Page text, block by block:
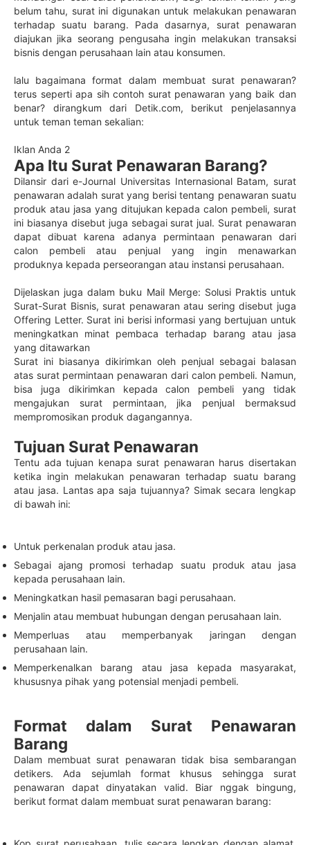
belum tahu, surat ini digunakan untuk melakukan penawaran
terhadap suatu barang. Pada dasarnya, surat penawaran
diajukan jika seorang pengusaha ingin melakukan transaksi
bisnis dengan perusahaan lain atau konsumen.
lalu bagaimana format dalam membuat surat penawaran?
terus seperti apa sih contoh surat penawaran yang baik dan
benar? dirangkum dari Detik.com, berikut penjelasannya
untuk teman teman sekalian:
Iklan Anda 2
Apa Itu Surat Penawaran Barang?
Dilansir dari e-Journal Universitas Internasional Batam, surat
penawaran adalah surat yang berisi tentang penawaran suatu
produk atau jasa yang ditujukan kepada calon pembeli, surat
ini biasanya disebut juga sebagai surat jual. Surat penawaran
dapat dibuat karena adanya permintaan penawaran dari
calon pembeli atau penjual yang ingin menawarkan
produknya kepada perseorangan atau instansi perusahaan.
Dijelaskan juga dalam buku Mail Merge: Solusi Praktis untuk
Surat-Surat Bisnis, surat penawaran atau sering disebut juga
Offering Letter. Surat ini berisi informasi yang bertujuan untuk
meningkatkan minat pembaca terhadap barang atau jasa
yang ditawarkan
Surat ini biasanya dikirimkan oleh penjual sebagai balasan
atas surat permintaan penawaran dari calon pembeli. Namun,
bisa juga dikirimkan kepada calon pembeli yang tidak
mengajukan surat permintaan, jika penjual bermaksud
mempromosikan produk dagangannya.
Tujuan Surat Penawaran
Tentu ada tujuan kenapa surat penawaran harus disertakan
ketika ingin melakukan penawaran terhadap suatu barang
atau jasa. Lantas apa saja tujuannya? Simak secara lengkap
di bawah ini:
Untuk perkenalan produk atau jasa.
Sebagai ajang promosi terhadap suatu produk atau jasa
kepada perusahaan lain.
Meningkatkan hasil pemasaran bagi perusahaan.
Menjalin atau membuat hubungan dengan perusahaan lain.
Memperluas atau memperbanyak jaringan dengan
perusahaan lain.
Memperkenalkan barang atau jasa kepada masyarakat,
khususnya pihak yang potensial menjadi pembeli.
Format dalam Surat Penawaran
Barang
Dalam membuat surat penawaran tidak bisa sembarangan
detikers. Ada sejumlah format khusus sehingga surat
penawaran dapat dinyatakan valid. Biar nggak bingung,
berikut format dalam membuat surat penawaran barang: